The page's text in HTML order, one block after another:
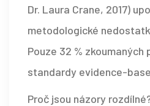
Dr. Laura Crane, 2017)
metodologické
Pouze 32 % zkoumaných
standardy evidence-
Proč jsou názory